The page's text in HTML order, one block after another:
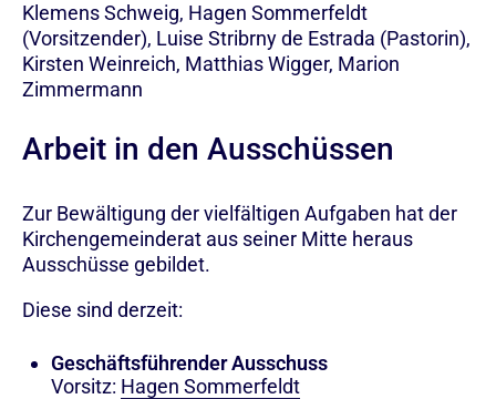
Klemens Schweig, Hagen Sommerfeldt
(Vorsitzender), Luise Stribrny de Estrada (Pastorin),
Kirsten Weinreich, Matthias Wigger, Marion
Zimmermann
Arbeit in den Ausschüssen
Zur Bewältigung der vielfältigen Aufgaben hat der
Kirchengemeinderat aus seiner Mitte heraus
Ausschüsse gebildet.
Diese sind derzeit:
Geschäftsführender Ausschuss
Vorsitz: Hagen Sommerfeldt